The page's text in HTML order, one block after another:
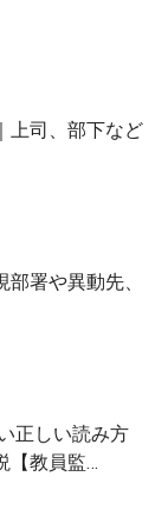
上司、部下など
署や異動先、
正しい読み方
【教員監…